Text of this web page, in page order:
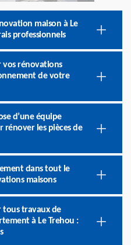
maison à Le
professionnels
vos rénovations
de votre
d’une équipe
rénover les pièces de
dans tout le
maisons
tous travaux de
à Le Trehou :